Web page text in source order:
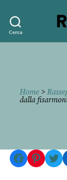
Cerca
Home >
dalla
Facebook